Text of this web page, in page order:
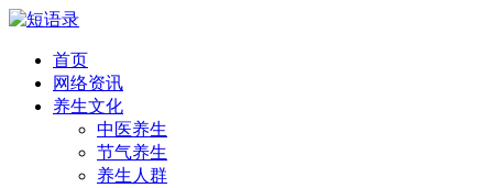
首页
网络资讯
养生文化
中医养生
节气养生
养生人群